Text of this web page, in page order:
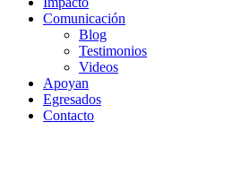
Comunicación
Blog
Testimonios
Videos
Apoyan
Egresados
Contacto